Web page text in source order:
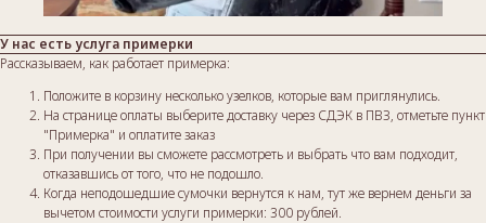
У нас есть услуга примерки
Рассказываем, как работает примерка:
Положите в корзину несколько узелков, которые вам приглянулись.
На странице оплаты выберите доставку через СДЭК в ПВЗ, отметьте пункт
"Примерка" и оплатите заказ
При получении вы сможете рассмотреть и выбрать что вам подходит,
отказавшись от того, что не подошло.
Когда неподошедшие сумочки вернутся к нам, тут же вернем деньги за
вычетом стоимости услуги примерки: 300 рублей.